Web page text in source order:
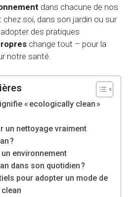
dans chacune de nos
soi, dans son jardin ou sur
des pratiques
change tout – pour la
notre santé.
« ecologically clean »
un nettoyage vraiment
?
environnement
dans son quotidien ?
pour adopter un mode de